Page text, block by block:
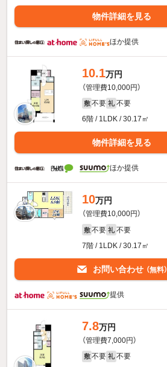
物件詳細を見る
ほか提供
10.1万円
（管理費10,000円）
敷 不要 礼 不要
6階 / 1LDK / 30.17㎡
物件詳細を見る
ほか提供
10万円
（管理費10,000円）
敷 不要 礼 不要
7階 / 1LDK / 30.17㎡
お問い合わせ （無料）
提供
7.8万円
（管理費7,000円）
敷 不要 礼 不要